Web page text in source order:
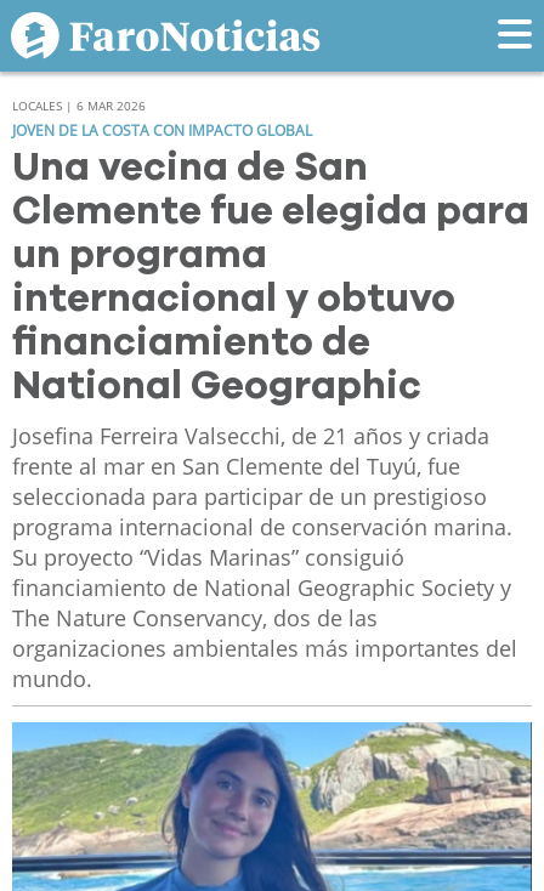
LOCALES | 6 MAR 2026
JOVEN DE LA COSTA CON IMPACTO GLOBAL
Una vecina de San
Clemente fue elegida para
un programa
internacional y obtuvo
financiamiento de
National Geographic
Josefina Ferreira Valsecchi, de 21 años y criada
frente al mar en San Clemente del Tuyú, fue
seleccionada para participar de un prestigioso
programa internacional de conservación marina.
Su proyecto “Vidas Marinas” consiguió
financiamiento de National Geographic Society y
The Nature Conservancy, dos de las
organizaciones ambientales más importantes del
mundo.